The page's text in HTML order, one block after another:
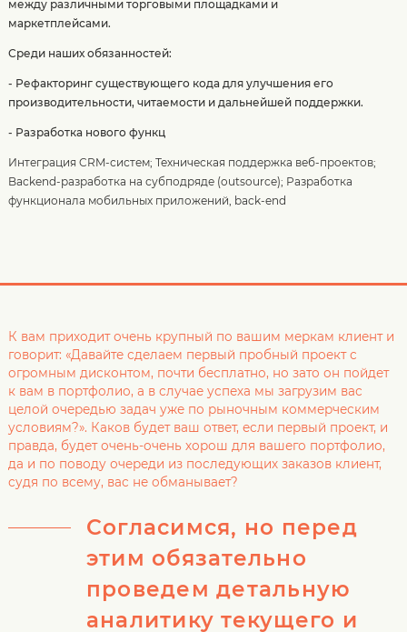
между различными торговыми площадками и
маркетплейсами.
Среди наших обязанностей:
- Рефакторинг существующего кода для улучшения его
производительности, читаемости и дальнейшей поддержки.
- Разработка нового функц
Интеграция CRM-систем; Техническая поддержка веб-проектов;
Backend-разработка на субподряде (outsource); Разработка
функционала мобильных приложений, back-end
К вам приходит очень крупный по вашим меркам клиент и
говорит: «Давайте сделаем первый пробный проект с
огромным дисконтом, почти бесплатно, но зато он пойдет
к вам в портфолио, а в случае успеха мы загрузим вас
целой очередью задач уже по рыночным коммерческим
условиям?». Каков будет ваш ответ, если первый проект, и
правда, будет очень-очень хорош для вашего портфолио,
да и по поводу очереди из последующих заказов клиент,
судя по всему, вас не обманывает?
Согласимся, но перед
этим обязательно
проведем детальную
аналитику текущего и